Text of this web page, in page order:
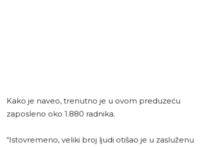
Kako je naveo, trenutno je u ovom preduzeću
zaposleno oko 1.880 radnika.
“Istovremeno, veliki broj ljudi otišao je u zasluženu